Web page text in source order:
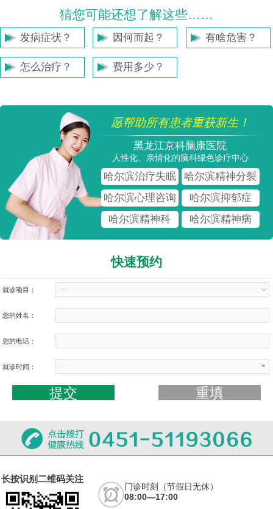
猜您可能还想了解这些……
发病症状？ 因何而起？ 有啥危害？
怎么治疗？ 费用多少？
愿帮助所有患者重获新生！
黑龙江京科脑康医院
人性化、亲情化的脑科绿色诊疗中心
哈尔滨治疗失眠
哈尔滨精神分裂
哈尔滨心理咨询
哈尔滨抑郁症
哈尔滨精神科
哈尔滨精神病
快速预约
就诊项目：
您的姓名：
您的电话：
就诊时间：
长按识别二维码关注
门诊时刻（节假日无休）
08:00—17:00